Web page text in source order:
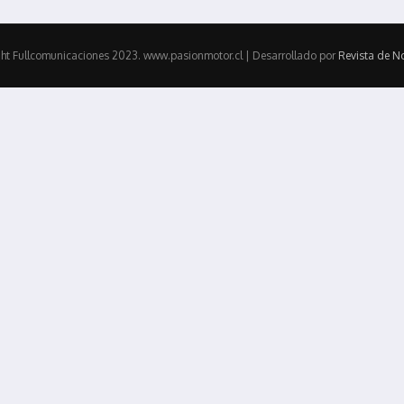
Fullcomunicaciones 2023. www.pasionmotor.cl | Desarrollado por Revista de